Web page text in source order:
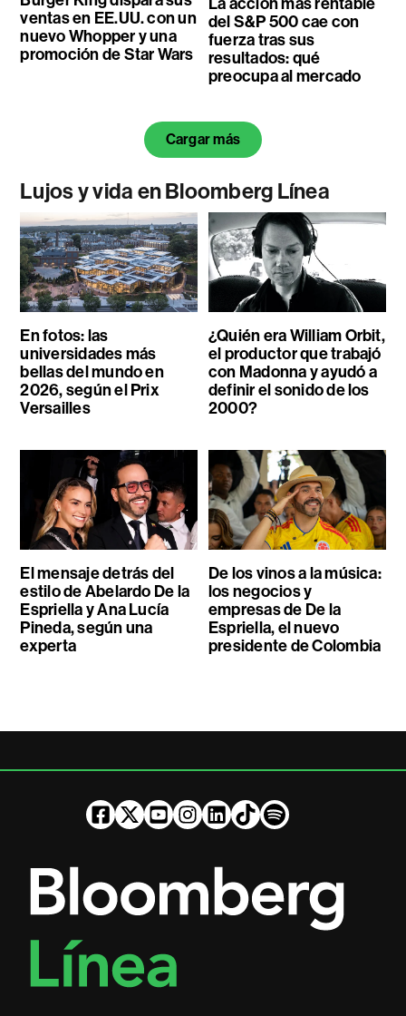
ventas en EE.UU. con un
nuevo Whopper y una
promoción de Star Wars
La acción más rentable
del S&P 500 cae con
fuerza tras sus
resultados: qué
preocupa al mercado
Cargar más
Lujos y vida en Bloomberg Línea
En fotos: las
universidades más
bellas del mundo en
2026, según el Prix
Versailles
¿Quién era William Orbit,
el productor que trabajó
con Madonna y ayudó a
definir el sonido de los
2000?
El mensaje detrás del
estilo de Abelardo De la
Espriella y Ana Lucía
Pineda, según una
experta
De los vinos a la música:
los negocios y
empresas de De la
Espriella, el nuevo
presidente de Colombia